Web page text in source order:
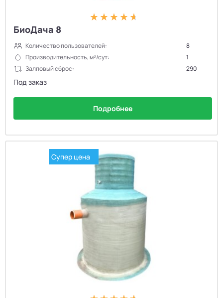
БиоДача 8
Количество пользователей:
8
Производительность, м³/сут:
1
Залповый сброс:
290
Под заказ
Подробнее
Супер цена